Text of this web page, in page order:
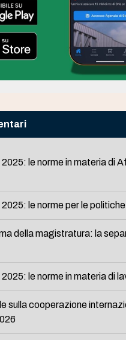
le norme in materia di
le norme per le
della magistratura: la
le norme in materia di
sulla cooperazione